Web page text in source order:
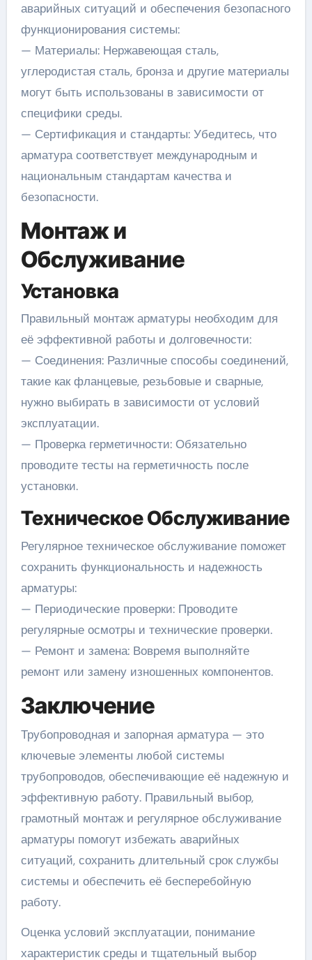
аварийных ситуаций и обеспечения безопасного
функционирования системы:
— Материалы: Нержавеющая сталь,
углеродистая сталь, бронза и другие материалы
могут быть использованы в зависимости от
специфики среды.
— Сертификация и стандарты: Убедитесь, что
арматура соответствует международным и
национальным стандартам качества и
безопасности.
Монтаж и
Обслуживание
Установка
Правильный монтаж арматуры необходим для
её эффективной работы и долговечности:
— Соединения: Различные способы соединений,
такие как фланцевые, резьбовые и сварные,
нужно выбирать в зависимости от условий
эксплуатации.
— Проверка герметичности: Обязательно
проводите тесты на герметичность после
установки.
Техническое Обслуживание
Регулярное техническое обслуживание поможет
сохранить функциональность и надежность
арматуры:
— Периодические проверки: Проводите
регулярные осмотры и технические проверки.
— Ремонт и замена: Вовремя выполняйте
ремонт или замену изношенных компонентов.
Заключение
Трубопроводная и запорная арматура — это
ключевые элементы любой системы
трубопроводов, обеспечивающие её надежную и
эффективную работу. Правильный выбор,
грамотный монтаж и регулярное обслуживание
арматуры помогут избежать аварийных
ситуаций, сохранить длительный срок службы
системы и обеспечить её бесперебойную
работу.
Оценка условий эксплуатации, понимание
характеристик среды и тщательный выбор